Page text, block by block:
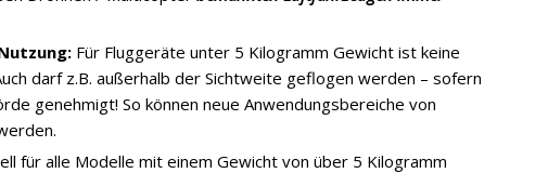
Für Fluggeräte unter 5 Kilogramm Gewicht ist keine
darf z.B. außerhalb der Sichtweite geflogen werden – sofern
genehmigt! So können neue Anwendungsbereiche von
für alle Modelle mit einem Gewicht von über 5 Kilogramm